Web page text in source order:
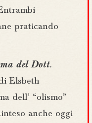
praticando
del Dott.
Elsbeth
dell’ “olismo”
anche oggi